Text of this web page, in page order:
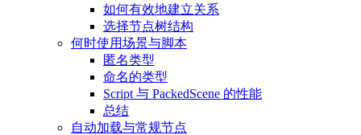
如何有效地建立关系
选择节点树结构
何时使用场景与脚本
匿名类型
命名的类型
Script 与 PackedScene 的性能
总结
自动加载与常规节点